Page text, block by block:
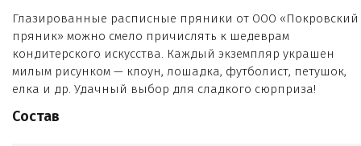
Глазированные расписные пряники от ООО «Покровский
пряник» можно смело причислять к шедеврам
кондитерского искусства. Каждый экземпляр украшен
милым рисунком — клоун, лошадка, футболист, петушок,
елка и др. Удачный выбор для сладкого сюрприза!
Состав